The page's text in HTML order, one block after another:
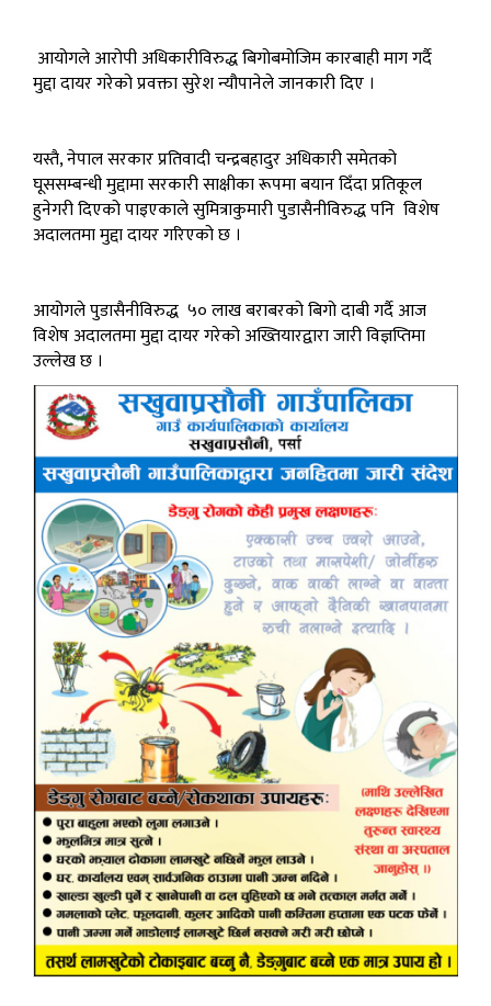
आयोगले आरोपी अधिकारीविरुद्ध बिगोबमोजिम कारबाही माग गर्दै
मुद्दा दायर गरेको प्रवक्ता सुरेश न्यौपानेले जानकारी दिए ।
यस्तै, नेपाल सरकार प्रतिवादी चन्द्रबहादुर अधिकारी समेतको
घूससम्बन्धी मुद्दामा सरकारी साक्षीका रूपमा बयान दिँदा प्रतिकूल
हुनेगरी दिएको पाइएकाले सुमित्राकुमारी पुडासैनीविरुद्ध पनि विशेष
अदालतमा मुद्दा दायर गरिएको छ ।
आयोगले पुडासैनीविरुद्ध ५० लाख बराबरको बिगो दाबी गर्दै आज
विशेष अदालतमा मुद्दा दायर गरेको अख्तियारद्वारा जारी विज्ञप्तिमा
उल्लेख छ ।